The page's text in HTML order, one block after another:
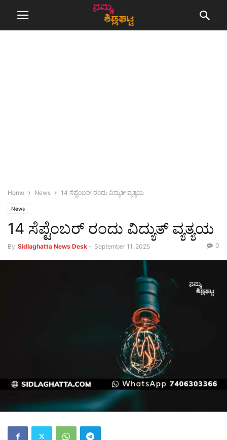
Home News 14 ಸೆಪ್ಟೆಂಬರ್ ರಂದು ವಿದ್ಯುತ್ ವ್ಯತ್ಯಯ
News
14 ಸೆಪ್ಟೆಂಬರ್ ರಂದು ವಿದ್ಯುತ್ ವ್ಯತ್ಯಯ
By Sidlaghatta News Desk - September 11, 2025 0